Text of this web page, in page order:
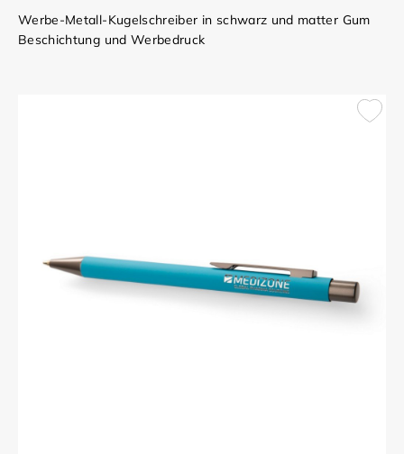
Werbe-Metall-Kugelschreiber in schwarz und matter Gum
Beschichtung und Werbedruck